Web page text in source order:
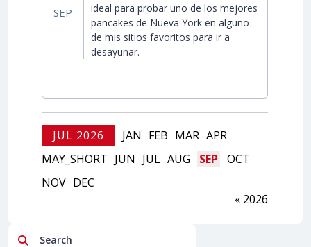
SEP
ideal para probar uno de los mejores
pancakes de Nueva York en alguno
de mis sitios favoritos para ir a
desayunar.
JUL 2026 JAN FEB MAR APR
MAY_SHORT JUN JUL AUG SEP
OCT
NOV DEC
« 2026
Search